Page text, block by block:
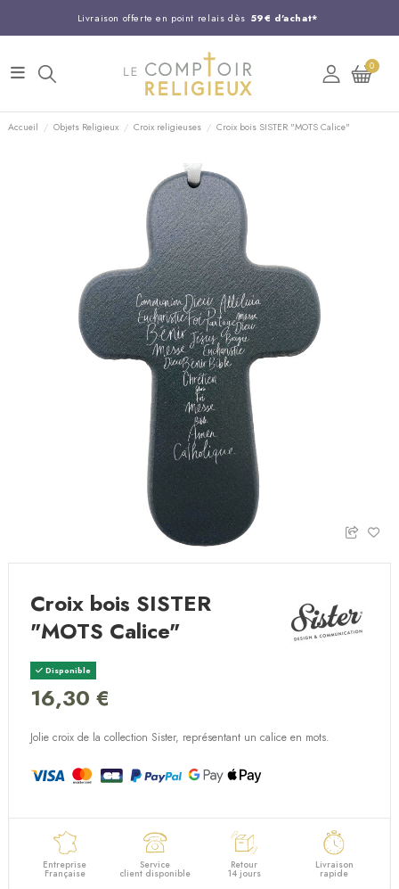
Livraison offerte en point relais dès 59€ d'achat*
Entreprise Française familiale
Support client disponible au 03 20 24 74 15
Commandez avant 14H, expédition le jour même !
0
Accueil Objets Religieux Croix religieuses Croix bois SISTER "MOTS Calice"
Croix bois SISTER
"MOTS Calice"
Disponible
16,30 €
Jolie croix de la collection Sister, représentant un calice en mots.
Entreprise
Française
Service
client disponible
Retour
14 jours
Livraison
rapide